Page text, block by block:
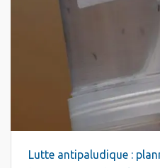
Lutte antipaludique :